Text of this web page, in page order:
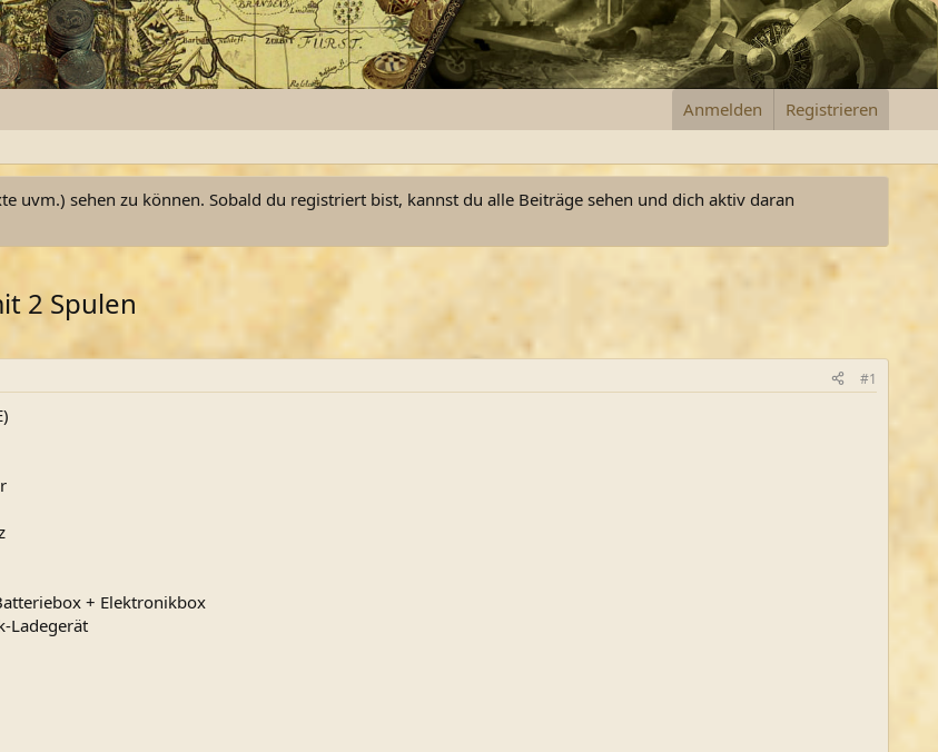
Anmelden Registrieren
uvm.) sehen zu können. Sobald du registriert bist, kannst du alle Beiträge sehen und dich aktiv daran
2 Spulen
#1
+ Elektronikbox
Ladegerät